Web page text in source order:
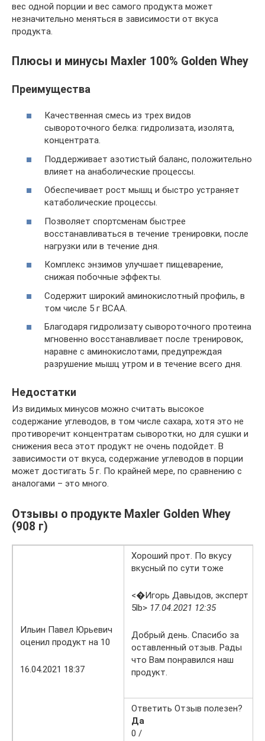
вес одной порции и вес самого продукта может
незначительно меняться в зависимости от вкуса
продукта.
Плюсы и минусы Maxler 100% Golden Whey
Преимущества
Качественная смесь из трех видов
сывороточного белка: гидролизата, изолята,
концентрата.
Поддерживает азотистый баланс, положительно
влияет на анаболические процессы.
Обеспечивает рост мышц и быстро устраняет
катаболические процессы.
Позволяет спортсменам быстрее
восстанавливаться в течение тренировки, после
нагрузки или в течение дня.
Комплекс энзимов улучшает пищеварение,
снижая побочные эффекты.
Содержит широкий аминокислотный профиль, в
том числе 5 г ВСАА.
Благодаря гидролизату сывороточного протеина
мгновенно восстанавливает после тренировок,
наравне с аминокислотами, предупреждая
разрушение мышц утром и в течение всего дня.
Недостатки
Из видимых минусов можно считать высокое
содержание углеводов, в том числе сахара, хотя это не
противоречит концентратам сыворотки, но для сушки и
снижения веса этот продукт не очень подойдет. В
зависимости от вкуса, содержание углеводов в порции
может достигать 5 г. По крайней мере, по сравнению с
аналогами – это много.
Отзывы о продукте Maxler Golden Whey
(908 г)
Ильин Павел Юрьевич
оценил продукт на 10
16.04.2021 18:37
Хороший прот. По вкусу
вкусный по сути тоже
<�Игорь Давыдов, эксперт
5lb> 17.04.2021 12:35
Добрый день. Спасибо за
оставленный отзыв. Рады
что Вам понравился наш
продукт.
Ответить Отзыв полезен?
Да
0 /